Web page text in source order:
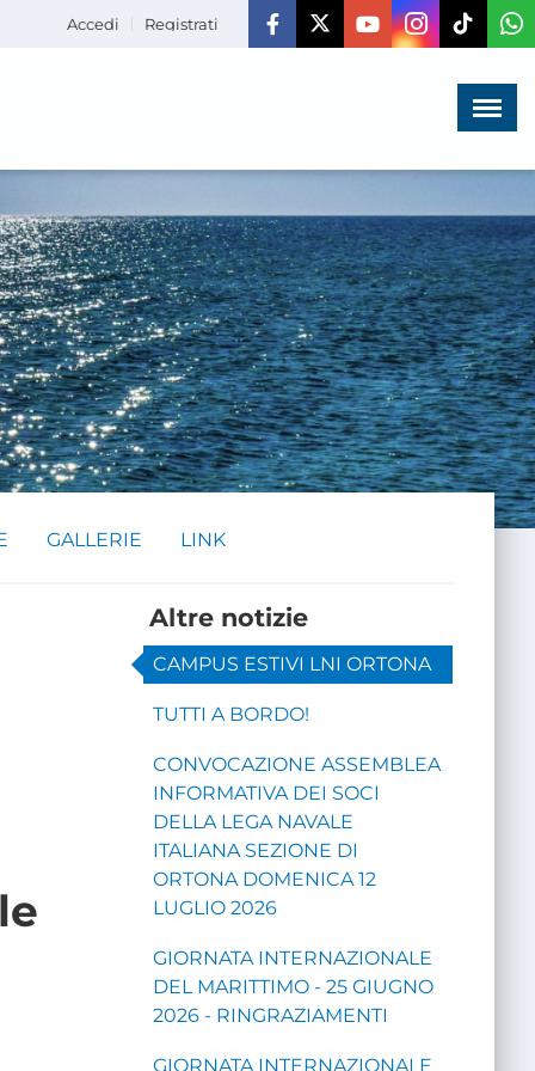
Accedi Registrati
GALLERIE LINK
Altre notizie
CAMPUS ESTIVI LNI ORTONA
TUTTI A BORDO!
CONVOCAZIONE ASSEMBLEA
INFORMATIVA DEI SOCI
DELLA LEGA NAVALE
ITALIANA SEZIONE DI
ORTONA DOMENICA 12
LUGLIO 2026
GIORNATA INTERNAZIONALE
DEL MARITTIMO - 25 GIUGNO
2026 - RINGRAZIAMENTI
GIORNATA INTERNAZIONALE
Menù ×
LA VITA
DELL'ASSOCIAZIONE
COMUNICAZIONE,
PROGETTI ED EDITORIA
AMMINISTRAZIONE
TRASPARENTE